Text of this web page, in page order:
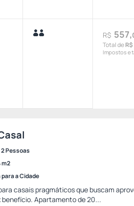
R$ 557,
Total de
Impostos e
2 Pessoas
m2
a Cidade
casais pragmáticos que buscam
benefício. Apartamento de 20...